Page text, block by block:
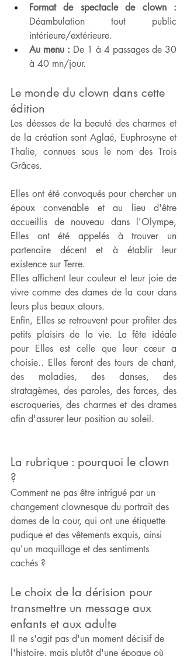
Format de spectacle de clown :
Déambulation tout public
intérieure/extérieure.
Au menu : De 1 à 4 passages de 30
à 40 mn/jour.
Le monde du clown dans cette
édition
Les déesses de la beauté des charmes et
de la création sont Aglaé, Euphrosyne et
Thalie, connues sous le nom des Trois
Grâces.
Elles ont été convoqués pour chercher un
époux convenable et au lieu d'être
accueillis de nouveau dans l'Olympe,
Elles ont été appelés à trouver un
partenaire décent et à établir leur
existence sur Terre.
Elles affichent leur couleur et leur joie de
vivre comme des dames de la cour dans
leurs plus beaux atours.
Enfin, Elles se retrouvent pour profiter des
petits plaisirs de la vie. La fête idéale
pour Elles est celle que leur cœur a
choisie.. Elles feront des tours de chant,
des maladies, des danses, des
stratagèmes, des paroles, des farces, des
escroqueries, des charmes et des drames
afin d'assurer leur position au soleil.
La rubrique : pourquoi le clown
?
Comment ne pas être intrigué par un
changement clownesque du portrait des
dames de la cour, qui ont une étiquette
pudique et des vêtements exquis, ainsi
qu'un maquillage et des sentiments
cachés ?
Le choix de la dérision pour
transmettre un message aux
enfants et aux adulte
Il ne s'agit pas d'un moment décisif de
l'histoire, mais plutôt d'une époque où